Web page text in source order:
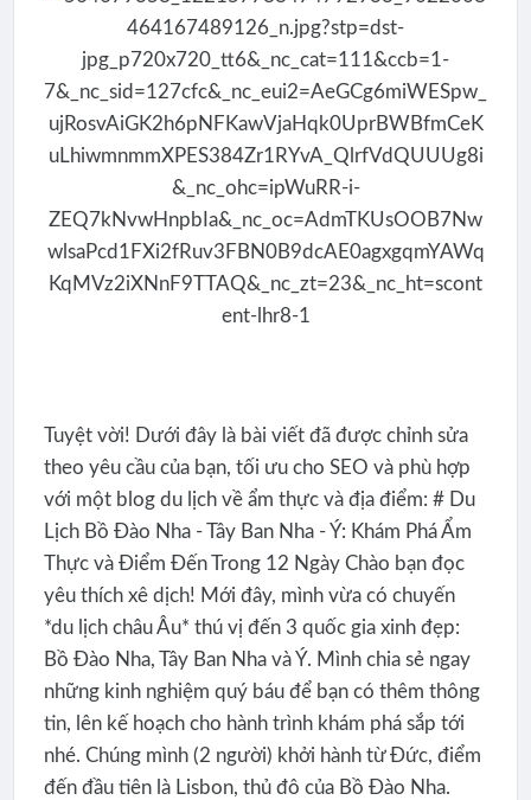
Tuyệt vời! Dưới đây là bài viết đã được chỉnh sửa
theo yêu cầu của bạn, tối ưu cho SEO và phù hợp
với một blog du lịch về ẩm thực và địa điểm: # Du
Lịch Bồ Đào Nha - Tây Ban Nha - Ý: Khám Phá Ẩm
Thực và Điểm Đến Trong 12 Ngày Chào bạn đọc
yêu thích xê dịch! Mới đây, mình vừa có chuyến
*du lịch châu Âu* thú vị đến 3 quốc gia xinh đẹp:
Bồ Đào Nha, Tây Ban Nha và Ý. Mình chia sẻ ngay
những kinh nghiệm quý báu để bạn có thêm thông
tin, lên kế hoạch cho hành trình khám phá sắp tới
nhé. Chúng mình (2 người) khởi hành từ Đức, điểm
đến đầu tiên là Lisbon, thủ đô của Bồ Đào Nha.